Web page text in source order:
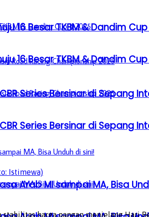
16 Besar TKBM & Dandim Cup
Series Bersinar di Sepang
Arab MI sampai MA, Bisa
16 Besar TKBM & Dandim Cup
Series Bersinar di Sepang
Istimewa)
harga pangan menjelang Hari